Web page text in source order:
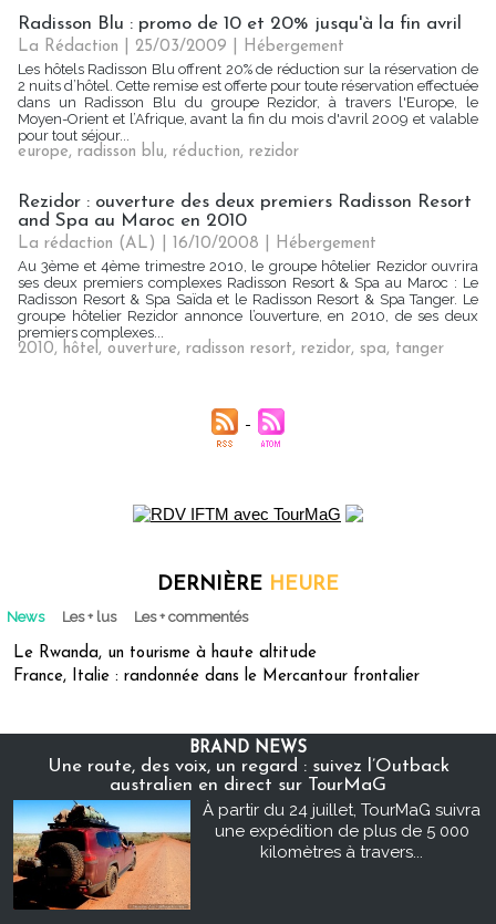
Radisson Blu : promo de 10 et 20% jusqu'à la fin avril
La Rédaction | 25/03/2009
Hébergement
Les hôtels Radisson Blu offrent 20% de réduction sur la réservation de
2 nuits d’hôtel. Cette remise est offerte pour toute réservation effectuée
dans un Radisson Blu du groupe Rezidor, à travers l'Europe, le
Moyen-Orient et l’Afrique, avant la fin du mois d'avril 2009 et valable
pour tout séjour...
europe, radisson blu, réduction, rezidor
Rezidor : ouverture des deux premiers Radisson Resort
and Spa au Maroc en 2010
La rédaction (AL) | 16/10/2008
Hébergement
Au 3ème et 4ème trimestre 2010, le groupe hôtelier Rezidor ouvrira
ses deux premiers complexes Radisson Resort & Spa au Maroc : Le
Radisson Resort & Spa Saïda et le Radisson Resort & Spa Tanger. Le
groupe hôtelier Rezidor annonce l’ouverture, en 2010, de ses deux
premiers complexes...
2010, hôtel, ouverture, radisson resort, rezidor, spa, tanger
DERNIÈRE HEURE
News Les + lus Les + commentés
Le Rwanda, un tourisme à haute altitude
France, Italie : randonnée dans le Mercantour frontalier
BRAND NEWS
Une route, des voix, un regard : suivez l’Outback
australien en direct sur TourMaG
À partir du 24 juillet, TourMaG suivra
une expédition de plus de 5 000
kilomètres à travers...